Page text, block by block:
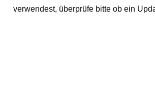
verwendest, überprüfe bitte ob ein